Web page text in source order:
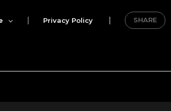
Privacy Policy SHARE